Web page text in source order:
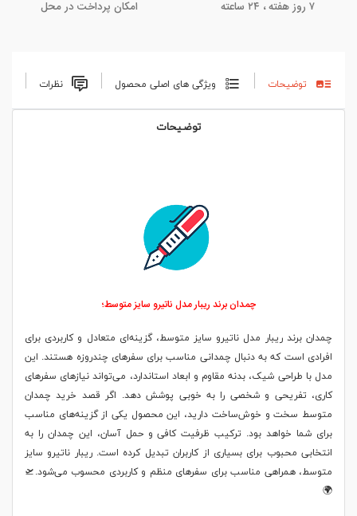
۷ روز هفته ، ۲۴ ساعته امکان پرداخت در محل
توضیحات ویژگی های اصلی محصول نظرات
توضیحات
چمدان برند ریبار مدل ناتیرو سایز متوسط؛
چمدان برند ریبار مدل ناتیرو سایز متوسط، گزینه‌ای متعادل و کاربردی برای
افرادی است که به دنبال چمدانی مناسب برای سفرهای چندروزه هستند. این
مدل با طراحی شیک، بدنه مقاوم و ابعاد استاندارد، می‌تواند نیازهای سفرهای
کاری، تفریحی و شخصی را به خوبی پوشش دهد. اگر قصد خرید چمدان
متوسط سخت و خوش‌ساخت دارید، این محصول یکی از گزینه‌های مناسب
برای شما خواهد بود. ترکیب ظرفیت کافی و حمل آسان، این چمدان را به
انتخابی محبوب برای بسیاری از کاربران تبدیل کرده است. ریبار ناتیرو سایز
متوسط، همراهی مناسب برای سفرهای منظم و کاربردی محسوب می‌شود.🛫
🌍